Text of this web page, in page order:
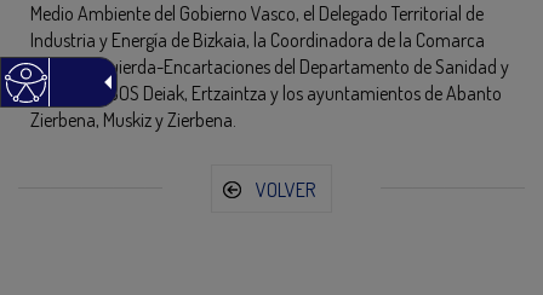
Medio Ambiente del Gobierno Vasco, el Delegado Territorial de
Industria y Energía de Bizkaia, la Coordinadora de la Comarca
Margen Izquierda-Encartaciones del Departamento de Sanidad y
Consumo, SOS Deiak, Ertzaintza y los ayuntamientos de Abanto
Zierbena, Muskiz y Zierbena.
VOLVER